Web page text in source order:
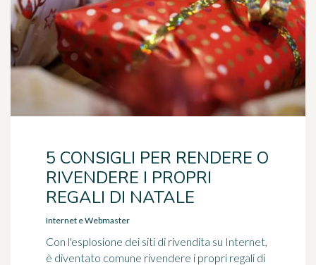
5 CONSIGLI PER RENDERE O
RIVENDERE I PROPRI
REGALI DI NATALE
Internet e Webmaster
Con l'esplosione dei siti di rivendita su Internet,
è diventato comune rivendere i propri regali di